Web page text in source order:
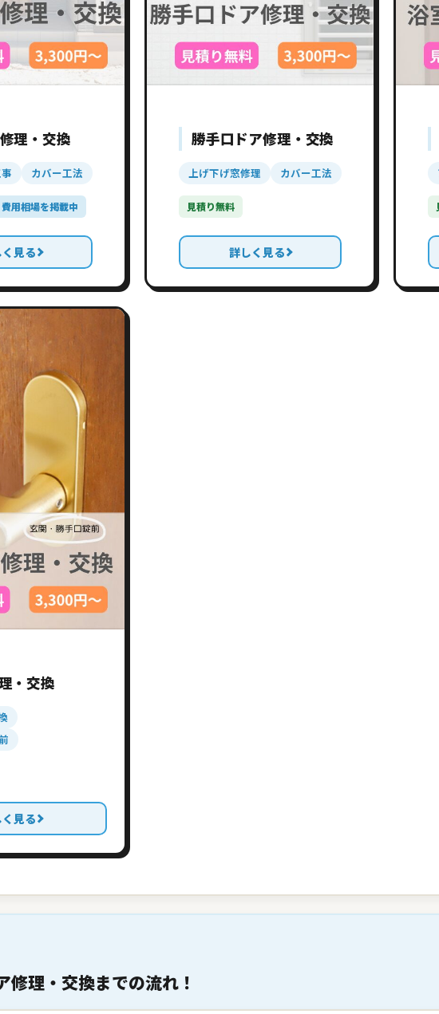
理・交換
カバー工法
費用相場を掲載中
見る
勝手口ドア修理・交換
上げ下げ窓修理 カバー工法
見積り無料
詳しく見る
・交換
見る
修理・交換までの流れ！